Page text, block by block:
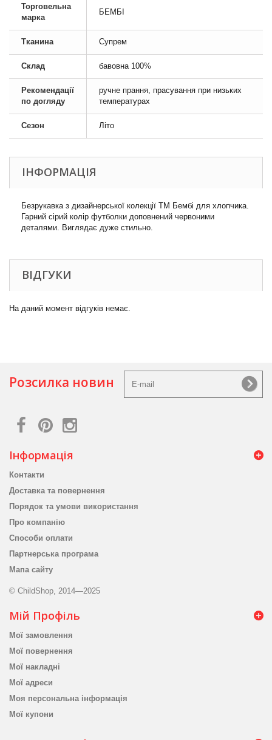
Торговельна
марка
БЕМБІ
Тканина Супрем
Склад бавовна 100%
Рекомендації
по догляду
ручне прання, прасування при низьких
температурах
Сезон Літо
ІНФОРМАЦІЯ
Безрукавка з дизайнерської колекції ТМ Бембі для хлопчика.
Гарний сірий колір футболки доповнений червоними
деталями. Виглядає дуже стильно.
ВІДГУКИ
На даний момент відгуків немає.
Розсилка новин
Інформація
Контакти
Доставка та повернення
Порядок та умови використання
Про компанію
Способи оплати
Партнерська програма
Мапа сайту
© ChildShop, 2014—2025
Мій Профіль
Мої замовлення
Мої повернення
Мої накладні
Мої адреси
Моя персональна інформація
Мої купони